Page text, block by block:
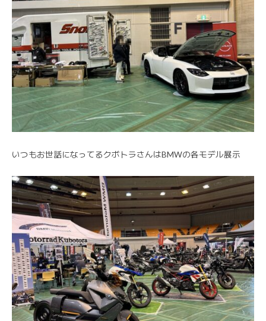
いつもお世話になってるクボトラさんはBMWの各モデル展示